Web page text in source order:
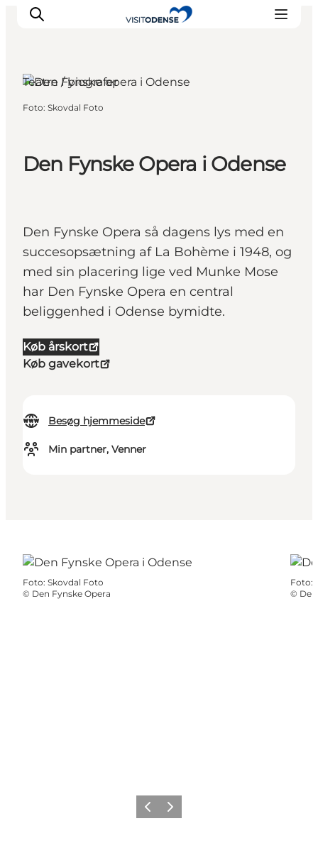
Planlæg din tur
Inspiration
Den Fynske Opera i Odense
Den Fynske Opera så dagens lys med en
succesopsætning af La Bohème i 1948, og
med sin placering lige ved Munke Mose
har Den Fynske Opera en central
beliggenhed i Odense bymidte.
Køb årskort
Køb gavekort
Besøg hjemmeside
Min partner, Venner
Teatre / biografer
Foto: Skovdal Foto
Foto: Skovdal Foto
© Den Fynske Opera
Foto:
©
ForrigeNæste